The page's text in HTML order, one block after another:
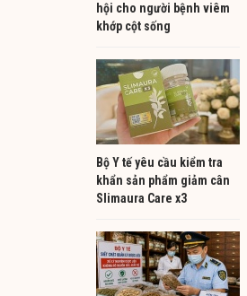
hội cho người bệnh viêm
khớp cột sống
Bộ Y tế yêu cầu kiểm tra
khẩn sản phẩm giảm cân
Slimaura Care x3